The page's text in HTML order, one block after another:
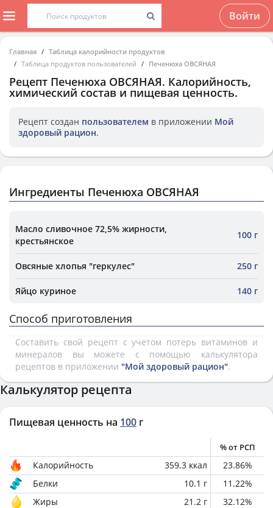
Войти
Главная
Таблица калорийности продуктов
Таблица продуктов пользователей
Печенюха ОВСЯНАЯ
Рецепт Печенюха ОВСЯНАЯ. Калорийность,
химический состав и пищевая ценность.
Рецепт создан пользователем в приложении Мой
здоровый рацион.
Ингредиенты Печенюха ОВСЯНАЯ
Масло сливочное 72,5% жирности,
крестьянское
100 г
Овсяные хлопья "геркулес" 250 г
Яйцо куриное 140 г
Способ приготовления
Составить свой рецепт с учетом потерь витаминов и
минералов вы можете с помощью калькулятора
рецептов в приложении "Мой здоровый рацион".
Калькулятор рецепта
Пищевая ценность на 100 г
% от РСП
Калорийность 359.3 ккал 23.86%
Белки
10.1 г 11.22%
Жиры
21.2 г 32.12%